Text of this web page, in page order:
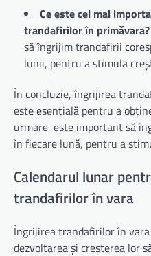
Ce este cel mai
trandafirilor în primăvara?
să îngrijim trandafirii
lunii, pentru a stimula
În concluzie, îngrijirea
este esențială pentru a
urmare, este important să
în fiecare lună, pentru a
Calendarul lunar
trandafirilor în vara
Îngrijirea trandafirilor în
dezvoltarea și creșterea lor